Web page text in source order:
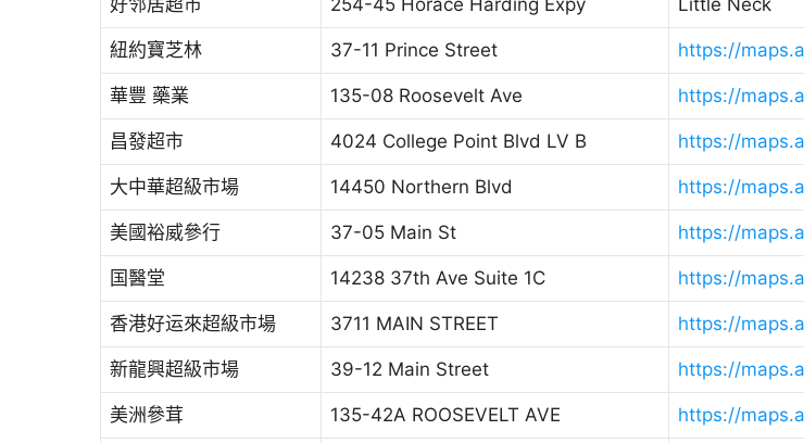
好邻居超市 254-45 Horace Harding Expy Little Neck
紐約寶芝林 37-11 Prince Street https://
華豐 藥業 135-08 Roosevelt Ave https://
昌發超市 4024 College Point Blvd LV B https://
大中華超級市場 14450 Northern Blvd https://
美國裕威參行 37-05 Main St https://
国醫堂 14238 37th Ave Suite 1C https://
香港好运來超級市場 3711 MAIN STREET https://
新龍興超級市場 39-12 Main Street https://
美洲參茸 135-42A ROOSEVELT AVE https://